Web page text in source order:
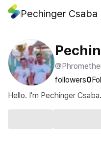
Pechinger Csaba
followers0
Hello. I'm Pechinger Csaba.